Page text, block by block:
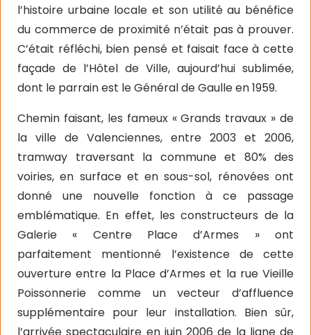
l’histoire urbaine locale et son utilité au bénéfice
du commerce de proximité n’était pas à prouver.
C’était réfléchi, bien pensé et faisait face à cette
façade de l’Hôtel de Ville, aujourd’hui sublimée,
dont le parrain est le Général de Gaulle en 1959.
Chemin faisant, les fameux « Grands travaux » de
la ville de Valenciennes, entre 2003 et 2006,
tramway traversant la commune et 80% des
voiries, en surface et en sous-sol, rénovées ont
donné une nouvelle fonction à ce passage
emblématique. En effet, les constructeurs de la
Galerie « Centre Place d’Armes » ont
parfaitement mentionné l’existence de cette
ouverture entre la Place d’Armes et la rue Vieille
Poissonnerie comme un vecteur d’affluence
supplémentaire pour leur installation. Bien sûr,